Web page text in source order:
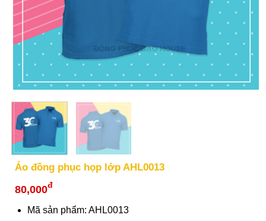
Áo đồng phục họp lớp AHL0013
80,000đ
Mã sản phẩm: AHL0013